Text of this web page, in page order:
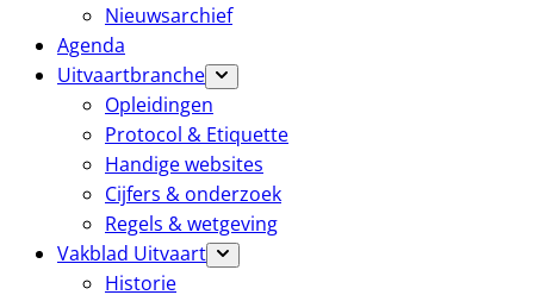
Nieuwsarchief
Agenda
Uitvaartbranche
Opleidingen
Protocol & Etiquette
Handige websites
Cijfers & onderzoek
Regels & wetgeving
Vakblad Uitvaart
Historie